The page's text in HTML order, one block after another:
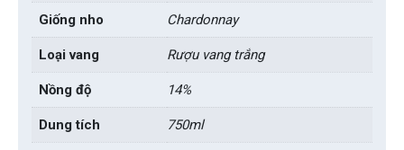
Giống nho Chardonnay
Loại vang Rượu vang trắng
Nồng độ 14%
Dung tích 750ml